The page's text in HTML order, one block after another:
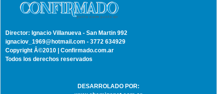
Director: Ignacio Villanueva - San Martin 992
ignaciov_1969@hotmail.com - 3772 634929
Copyright Â©2010 | Confirmado.com.ar
Todos los derechos reservados
DESARROLADO POR: